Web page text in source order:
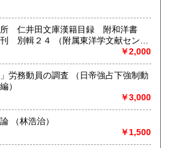
600円 大分県 600円
600円 鹿児島県 600円
円
分) JRガード下
【年末年始休業期間】 2025年12
4日(日) 【営業再開日】 2026年1月5
たします。 休業期間中も、「日本の
注文は受け付けております。
水曜日休みます。
所 仁井田文庫漢籍目録 附和洋書
属東洋学文献センタ
￥2,000
調査 （日帝強占下強制動
）
￥3,000
在日朝鮮人日本語文学論 （林浩治）
￥1,500